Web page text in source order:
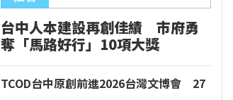
台中人本建設再創佳績 市府勇
奪「馬路好行」10項大獎
TCOD台中原創前進2026台灣文博會 27